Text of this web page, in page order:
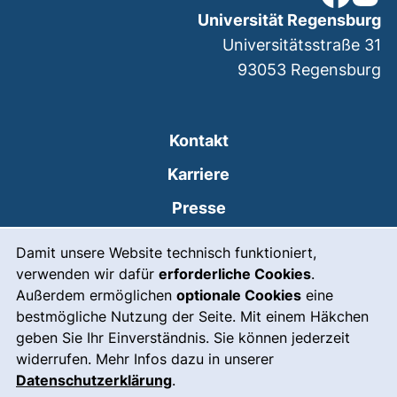
Damit unsere Website technisch funktioniert,
verwenden wir dafür erforderliche Cookies.
Außerdem ermöglichen optionale Cookies eine
bestmögliche Nutzung der Seite. Mit einem Häkchen
geben Sie Ihr Einverständnis. Sie können jederzeit
widerrufen. Mehr Infos dazu in unserer
Datenschutzerklärung.
Kontakt
Karriere
Presse
Leichte Sprache
Gebärdensprache
Notfall(externer Link, öffnet
Impressum
Universität Regensburg
Universitätsstraße 31
93053 Regensburg